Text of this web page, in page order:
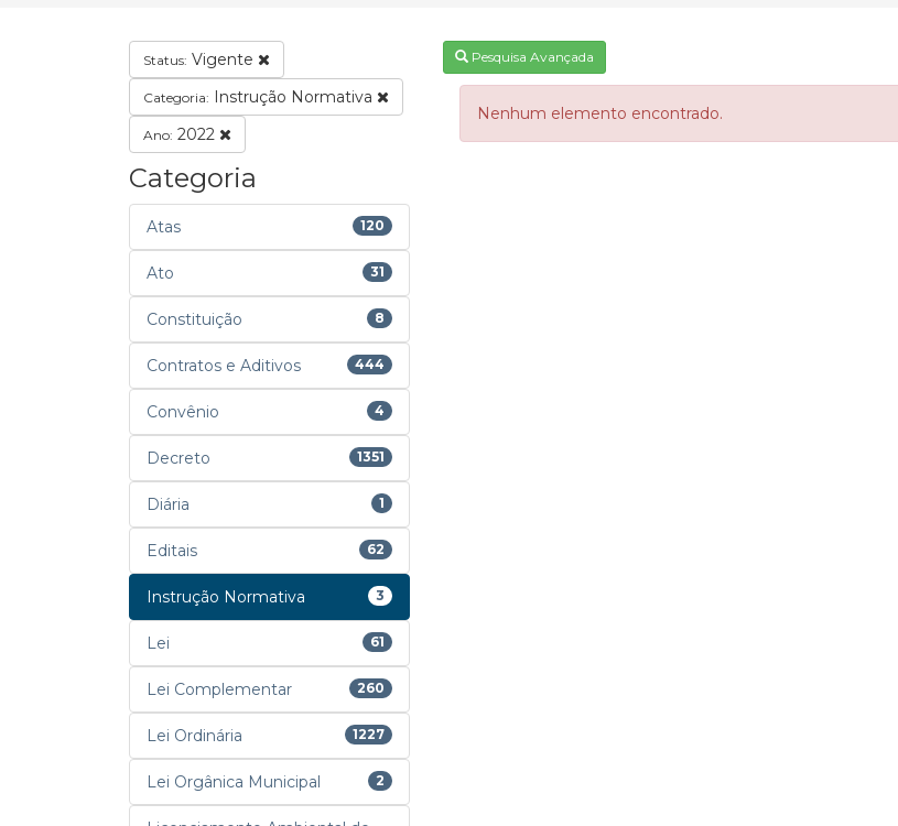
Status: Vigente
Categoria: Instrução Normativa
Ano: 2022
Categoria
Atas 120
Ato 31
Constituição 8
Contratos e Aditivos 444
Convênio 4
Decreto 1351
Diária 1
Editais 62
Instrução Normativa 3
Lei 61
Lei Complementar 260
Lei Ordinária 1227
Lei Orgânica Municipal 2
Pesquisa Avançada
Nenhum elemento encontrado.